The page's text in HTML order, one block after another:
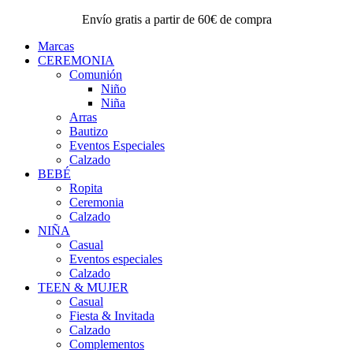
Envío gratis a partir de 60€ de compra
Marcas
CEREMONIA
Comunión
Niño
Niña
Arras
Bautizo
Eventos Especiales
Calzado
BEBÉ
Ropita
Ceremonia
Calzado
NIÑA
Casual
Eventos especiales
Calzado
TEEN & MUJER
Casual
Fiesta & Invitada
Calzado
Complementos